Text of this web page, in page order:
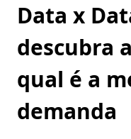
Data x
descubra
qual é a
demanda